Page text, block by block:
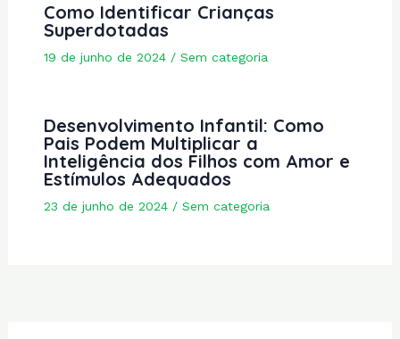
Como Identificar Crianças
Superdotadas
19 de junho de 2024 / Sem categoria
Desenvolvimento Infantil: Como
Pais Podem Multiplicar a
Inteligência dos Filhos com Amor e
Estímulos Adequados
23 de junho de 2024 / Sem categoria